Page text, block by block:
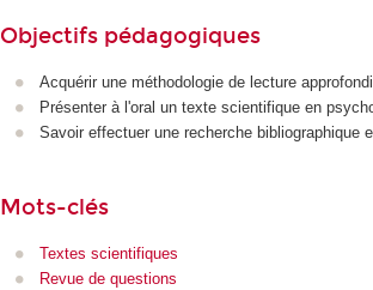
Objectifs pédagogiques
Acquérir une méthodologie de lecture
Présenter à l'oral un texte scientifique en
Savoir effectuer une recherche bibliographique
Mots-clés
Textes scientifiques
Revue de questions